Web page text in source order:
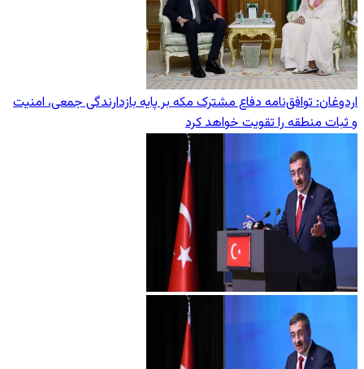
اردوغان: توافق‌نامه دفاع مشترک مکه بر پایه بازدارندگی جمعی، امنیت
و ثبات منطقه را تقویت خواهد کرد